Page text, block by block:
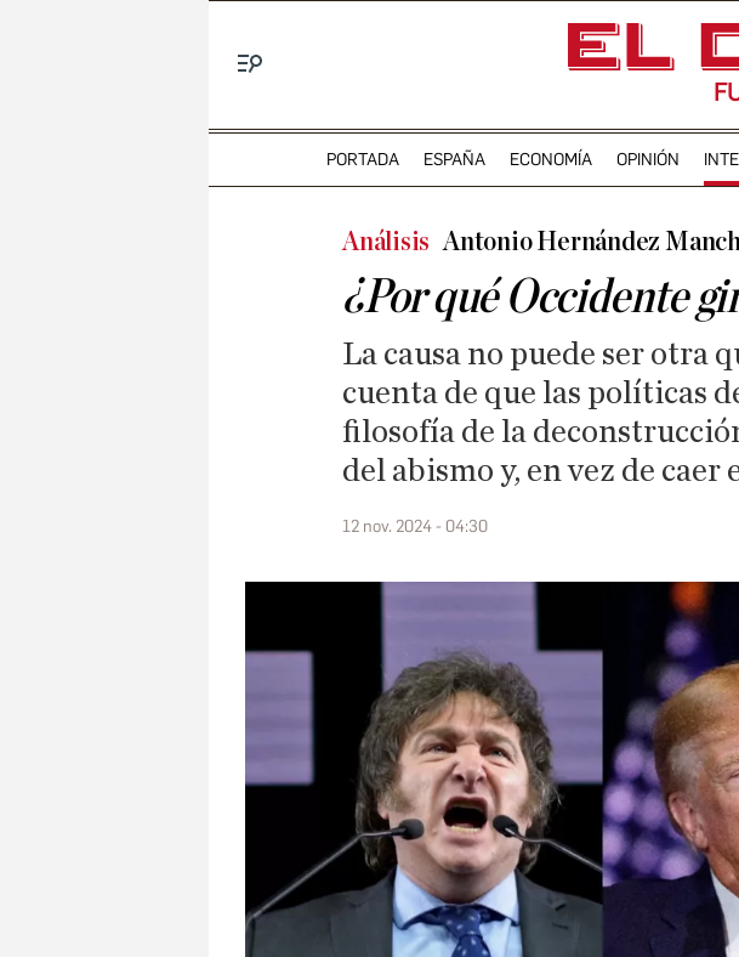
PORTADA ESPAÑA ECONOMÍA OPINIÓN
Análisis Antonio Hernández
¿Por qué Occidente
La causa no puede ser otra
cuenta de que las políticas
filosofía de la
del abismo y, en vez de
12 nov. 2024 - 04:30